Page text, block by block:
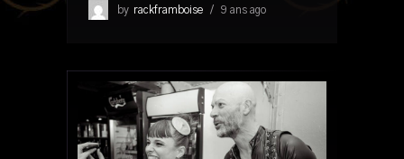
by rackframboise 9 ans ago